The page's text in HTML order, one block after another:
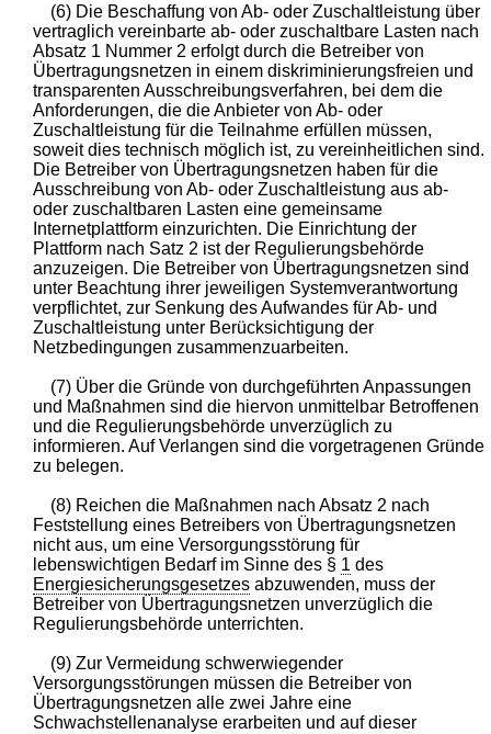
(6) Die Beschaffung von Ab- oder Zuschaltleistung über
vertraglich vereinbarte ab- oder zuschaltbare Lasten nach
Absatz 1 Nummer 2 erfolgt durch die Betreiber von
Übertragungsnetzen in einem diskriminierungsfreien und
transparenten Ausschreibungsverfahren, bei dem die
Anforderungen, die die Anbieter von Ab- oder
Zuschaltleistung für die Teilnahme erfüllen müssen,
soweit dies technisch möglich ist, zu vereinheitlichen sind.
Die Betreiber von Übertragungsnetzen haben für die
Ausschreibung von Ab- oder Zuschaltleistung aus ab-
oder zuschaltbaren Lasten eine gemeinsame
Internetplattform einzurichten. Die Einrichtung der
Plattform nach Satz 2 ist der Regulierungsbehörde
anzuzeigen. Die Betreiber von Übertragungsnetzen sind
unter Beachtung ihrer jeweiligen Systemverantwortung
verpflichtet, zur Senkung des Aufwandes für Ab- und
Zuschaltleistung unter Berücksichtigung der
Netzbedingungen zusammenzuarbeiten.
(7) Über die Gründe von durchgeführten Anpassungen
und Maßnahmen sind die hiervon unmittelbar Betroffenen
und die Regulierungsbehörde unverzüglich zu
informieren. Auf Verlangen sind die vorgetragenen Gründe
zu belegen.
(8) Reichen die Maßnahmen nach Absatz 2 nach
Feststellung eines Betreibers von Übertragungsnetzen
nicht aus, um eine Versorgungsstörung für
lebenswichtigen Bedarf im Sinne des § 1 des
Energiesicherungsgesetzes abzuwenden, muss der
Betreiber von Übertragungsnetzen unverzüglich die
Regulierungsbehörde unterrichten.
(9) Zur Vermeidung schwerwiegender
Versorgungsstörungen müssen die Betreiber von
Übertragungsnetzen alle zwei Jahre eine
Schwachstellenanalyse erarbeiten und auf dieser